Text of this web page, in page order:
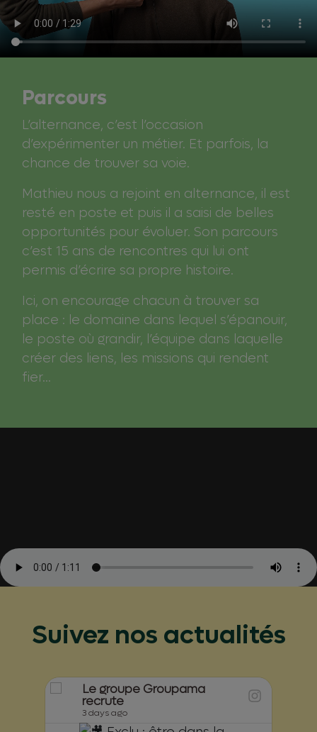
Parcours
L’alternance, c’est l’occasion
d’expérimenter un métier. Et parfois, la
chance de trouver sa voie.
Mathieu nous a rejoint en alternance, il est
resté en poste et puis il a saisi de belles
opportunités pour évoluer. Son parcours
c’est 15 ans de rencontres qui lui ont
permis d’écrire sa propre histoire.
Ici, on encourage chacun à trouver sa
place : le domaine dans lequel s’épanouir,
le poste où grandir, l’équipe dans laquelle
créer des liens, les missions qui rendent
fier…
Suivez nos actualités
Le groupe Groupama
recrute
3 days ago